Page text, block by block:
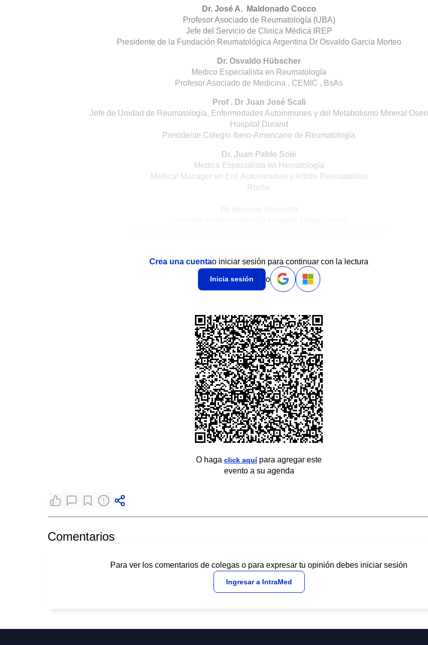
Dr. José A. Maldonado Cocco
Profesor Asociado de Reumatología (UBA)
Jefe del Servicio de Clinica Médica IREP
Presidente de la Fundación Reumatológica Argentina Dr Osvaldo Garcia Morteo
Dr. Osvaldo Hübscher
Medico Especialista en Reumatología
Profesor Asociado de Medicina , CEMIC , BsAs
Prof . Dr Juan José Scali
Jefe de Unidad de Reumatología, Enfermedades Autoinmunes y del Metabolismo Mineral Oseo
Hospital Durand
Presidente Colegio Ibero-Americano de Reumatología
Dr. Juan Pablo Solé
Medico Especialista en Hematología
Medical Manager en Enf. Autoinmunes y Artritis Reumatoidea
Roche
Crea una cuentao iniciar sesión para continuar con la lectura
Inicia sesión o
O haga click aquípara agregar este
evento a su agenda
Comentarios
Para ver los comentarios de colegas o para expresar tu opinión debes iniciar sesión
Ingresar a IntraMed